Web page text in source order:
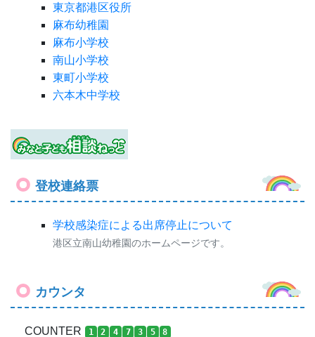
東京都港区役所
麻布幼稚園
麻布小学校
南山小学校
東町小学校
六本木中学校
登校連絡票
学校感染症による出席停止について
港区立南山幼稚園のホームページです。
カウンタ
COUNTER 1 2 4 7 3 5 8